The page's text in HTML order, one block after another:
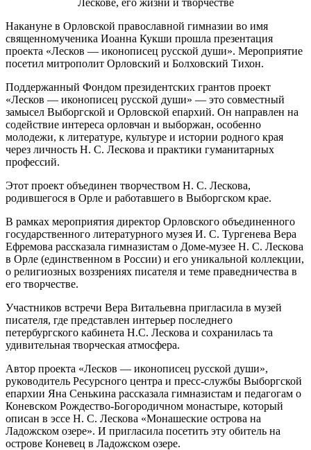
Накануне в Орловской православной гимназии во имя
священномученика Иоанна Кукши прошла презентация
проекта «Лесков — иконописец русской души». Мероприятие
посетил митрополит Орловский и Болховский Тихон.
Поддержанный Фондом президентских грантов проект
«Лесков — иконописец русской души» — это совместный
замысел Выборгской и Орловской епархий. Он направлен на
содействие интереса орловчан и выборжан, особенно
молодежи, к литературе, культуре и истории родного края
через личность Н. С. Лескова и практики гуманитарных
профессий.
Этот проект объединен творчеством Н. С. Лескова,
родившегося в Орле и работавшего в Выборгском крае.
В рамках мероприятия директор Орловского объединенного
государственного литературного музея И. С. Тургенева Вера
Ефремова рассказала гимназистам о Доме-музее Н. С. Лескова
в Орле (единственном в России) и его уникальной коллекции,
о религиозных воззрениях писателя и теме праведничества в
его творчестве.
Участников встречи Вера Витальевна пригласила в музей
писателя, где представлен интерьер последнего
петербургского кабинета Н.С. Лескова и сохранилась та
удивительная творческая атмосфера.
Автор проекта «Лесков — иконописец русской души»,
руководитель Ресурсного центра и пресс-службы Выборгской
епархии Яна Сенькина рассказала гимназистам и педагогам о
Коневском Рождество-Богородичном монастыре, который
описан в эссе Н. С. Лескова «Монашеские острова на
Ладожском озере». И пригласила посетить эту обитель на
острове Коневец в Ладожском озере.